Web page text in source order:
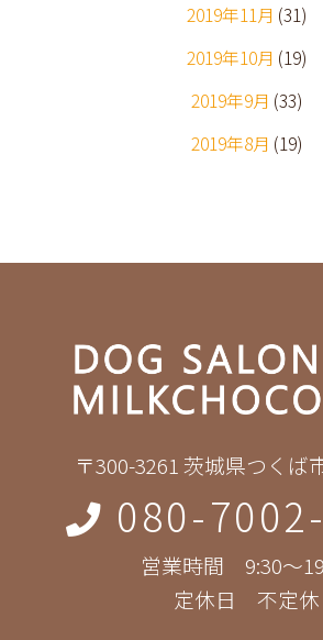
2019年11月 (31)
2019年10月 (19)
2019年9月 (33)
2019年8月 (19)
〒300-3261 茨城県つくば
080-
営業時間 9:30～
定休日 不定休